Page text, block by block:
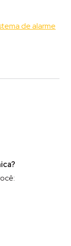
de alarme